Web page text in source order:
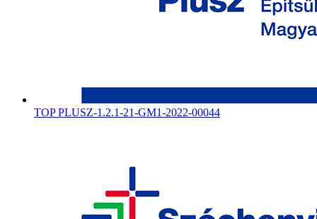
TOP PLUSZ-1.2.1-21-GM1-2022-00044